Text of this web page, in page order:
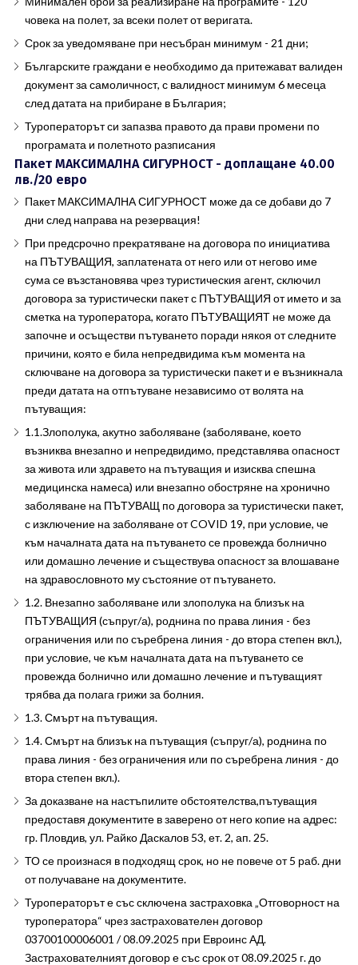
човека на полет, за всеки полет от веригата.
Срок за уведомяване при несъбран минимум - 21 дни;
Българските граждани е необходимо да притежават валиден
документ за самоличност, с валидност минимум 6 месеца
след датата на прибиране в България;
Туроператорът си запазва правото да прави промени по
програмата и полетното разписания
Пакет МАКСИМАЛНА СИГУРНОСТ - доплащане 40.00
лв./20 евро
Пакет МАКСИМАЛНА СИГУРНОСТ може да се добави до 7
дни след направа на резервация!
При предсрочно прекратяване на договора по инициатива
на ПЪТУВАЩИЯ, заплатената от него или от негово име
сума се възстановява чрез туристическия агент, сключил
договора за туристически пакет с ПЪТУВАЩИЯ от името и за
сметка на туроператора, когато ПЪТУВАЩИЯТ не може да
започне и осъществи пътуването поради някоя от следните
причини, която е била непредвидима към момента на
сключване на договора за туристически пакет и е възникнала
преди датата на отпътуване независимо от волята на
пътуващия:
1.1.Злополука, акутно заболяване (заболяване, което
възниква внезапно и непредвидимо, представлява опасност
за живота или здравето на пътуващия и изисква спешна
медицинска намеса) или внезапно обостряне на хронично
заболяване на ПЪТУВАЩ по договора за туристически пакет,
с изключение на заболяване от COVID 19, при условие, че
към началната дата на пътуването се провежда болнично
или домашно лечение и съществува опасност за влошаване
на здравословното му състояние от пътуването.
1.2. Внезапно заболяване или злополука на близък на
ПЪТУВАЩИЯ (съпруг/а), роднина по права линия - без
ограничения или по съребрена линия - до втора степен вкл.),
при условие, че към началната дата на пътуването се
провежда болнично или домашно лечение и пътуващият
трябва да полага грижи за болния.
1.3. Смърт на пътуващия.
1.4. Смърт на близък на пътуващия (съпруг/а), роднина по
права линия - без ограничения или по съребрена линия - до
втора степен вкл.).
За доказване на настъпилите обстоятелства,пътуващия
предоставя документите в заверено от него копие на адрес:
гр. Пловдив, ул. Райко Даскалов 53, ет. 2, ап. 25.
ТО се произнася в подходящ срок, но не повече от 5 раб. дни
от получаване на документите.
Туроператорът е със сключена застраховка „Отговорност на
туроператора“ чрез застрахователен договор
03700100006001 / 08.09.2025 при Евроинс АД.
Застрахователният договор е със срок от 08.09.2025 г. до